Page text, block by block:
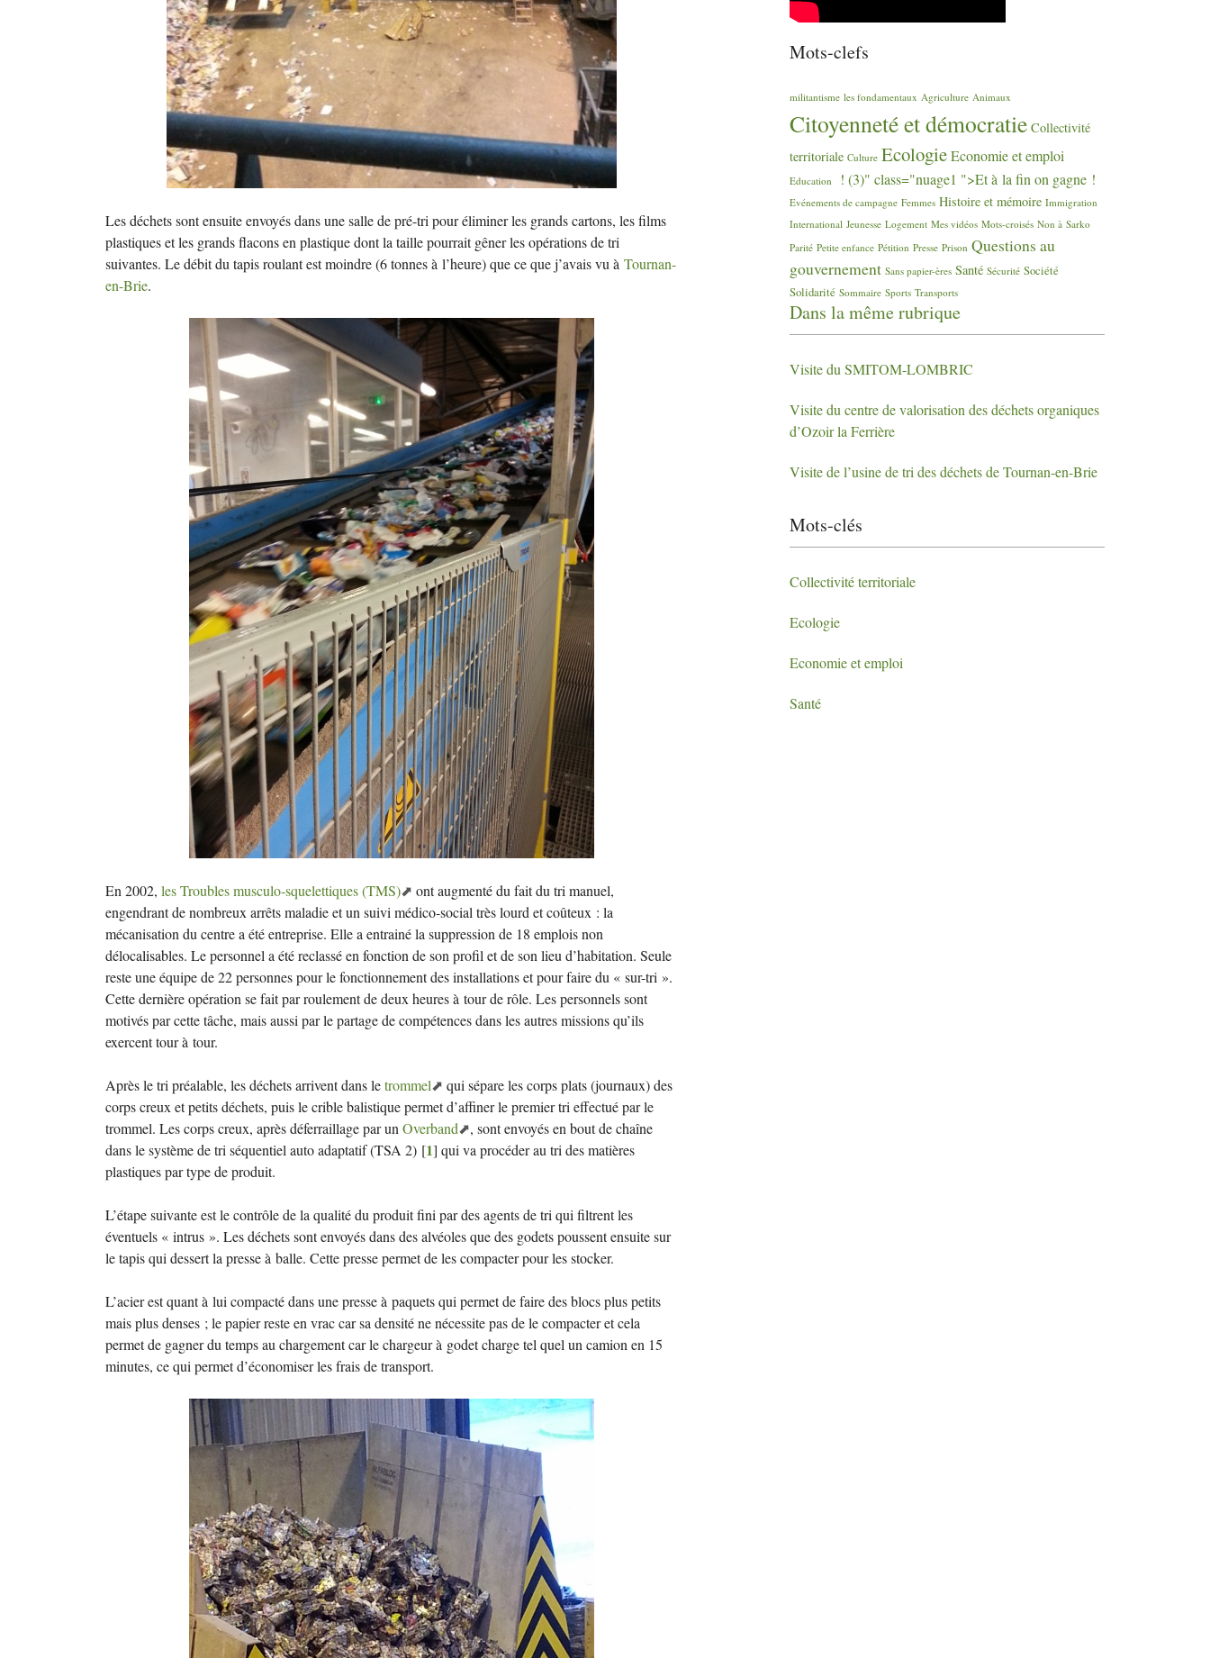
Les déchets sont ensuite envoyés dans une salle de pré-tri pour éliminer les grands cartons, les films
plastiques et les grands flacons en plastique dont la taille pourrait gêner les opérations de tri
suivantes. Le débit du tapis roulant est moindre (6 tonnes à l’heure) que ce que j’avais vu à Tournan-
en-Brie.
En 2002, les Troubles musculo-squelettiques (TMS)
ont augmenté du fait du tri manuel,
engendrant de nombreux arrêts maladie et un suivi médico-social très lourd et coûteux : la
mécanisation du centre a été entreprise. Elle a entrainé la suppression de 18 emplois non
délocalisables. Le personnel a été reclassé en fonction de son profil et de son lieu d’habitation. Seule
reste une équipe de 22 personnes pour le fonctionnement des installations et pour faire du « sur-tri ».
Cette dernière opération se fait par roulement de deux heures à tour de rôle. Les personnels sont
motivés par cette tâche, mais aussi par le partage de compétences dans les autres missions qu’ils
exercent tour à tour.
Après le tri préalable, les déchets arrivent dans letrommel
qui sépare les corps plats (journaux) des
corps creux et petits déchets, puis le crible balistique permet d’affiner le premier tri effectué par le
trommel. Les corps creux, après déferraillage par un Overband
, sont envoyés en bout de chaîne
dans le système de tri séquentiel auto adaptatif (TSA 2) [1] qui va procéder au tri des matières
plastiques par type de produit.
L’étape suivante est le contrôle de la qualité du produit fini par des agents de tri qui filtrent les
éventuels « intrus ». Les déchets sont envoyés dans des alvéoles que des godets poussent ensuite sur
le tapis qui dessert la presse à balle. Cette presse permet de les compacter pour les stocker.
L’acier est quant à lui compacté dans une presse à paquets qui permet de faire des blocs plus petits
mais plus denses ; le papier reste en vrac car sa densité ne nécessite pas de le compacter et cela
permet de gagner du temps au chargement car le chargeur à godet charge tel quel un camion en 15
minutes, ce qui permet d’économiser les frais de transport.
Mots-clefs
militantisme les fondamentaux Agriculture Animaux
Citoyenneté et démocratie Collectivité
territoriale Culture EcologieEconomie et emploi
Education ! (3)" class="nuage1 ">Et à la fin on gagne !
Evénements de campagne Femmes Histoire et mémoire Immigration
International Jeunesse Logement Mes vidéos Mots-croisés Non à Sarko
Parité Petite enfance Pétition Presse Prison Questions au
gouvernement Sans papier-ères Santé Sécurité Société
Solidarité Sommaire Sports Transports
Dans la même rubrique
Visite du SMITOM-LOMBRIC
Visite du centre de valorisation des déchets organiques
d’Ozoir la Ferrière
Visite de l’usine de tri des déchets de Tournan-en-Brie
Mots-clés
Collectivité territoriale
Ecologie
Economie et emploi
Santé